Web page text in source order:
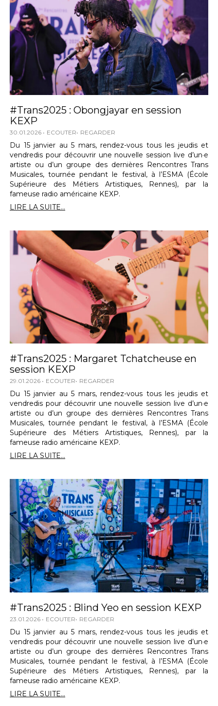
#Trans2025 : Obongjayar en session
KEXP
30.01.2026 ECOUTER REGARDER
Du 15 janvier au 5 mars, rendez-vous tous les jeudis et
vendredis pour découvrir une nouvelle session live d’un·e
artiste ou d’un groupe des dernières Rencontres Trans
Musicales, tournée pendant le festival, à l’ESMA (École
Supérieure des Métiers Artistiques, Rennes), par la
fameuse radio américaine KEXP.
LIRE LA SUITE...
#Trans2025 : Margaret Tchatcheuse en
session KEXP
29.01.2026 ECOUTER REGARDER
Du 15 janvier au 5 mars, rendez-vous tous les jeudis et
vendredis pour découvrir une nouvelle session live d’un·e
artiste ou d’un groupe des dernières Rencontres Trans
Musicales, tournée pendant le festival, à l’ESMA (École
Supérieure des Métiers Artistiques, Rennes), par la
fameuse radio américaine KEXP.
LIRE LA SUITE...
#Trans2025 : Blind Yeo en session KEXP
23.01.2026 ECOUTER REGARDER
Du 15 janvier au 5 mars, rendez-vous tous les jeudis et
vendredis pour découvrir une nouvelle session live d’un·e
artiste ou d’un groupe des dernières Rencontres Trans
Musicales, tournée pendant le festival, à l’ESMA (École
Supérieure des Métiers Artistiques, Rennes), par la
fameuse radio américaine KEXP.
LIRE LA SUITE...